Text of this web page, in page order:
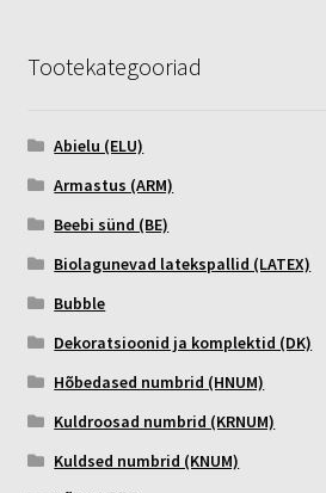
Tootekategooriad
Abielu (ELU)
Armastus (ARM)
Beebi sünd (BE)
Biolagunevad latekspallid (LATEX)
Bubble
Dekoratsioonid ja komplektid (DK)
Hõbedased numbrid (HNUM)
Kuldroosad numbrid (KRNUM)
Kuldsed numbrid (KNUM)